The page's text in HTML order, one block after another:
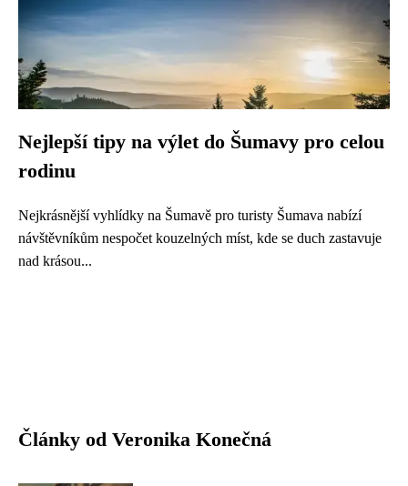
Nejlepší tipy na výlet do Šumavy pro celou
rodinu
Nejkrásnější vyhlídky na Šumavě pro turisty Šumava nabízí
návštěvníkům nespočet kouzelných míst, kde se duch zastavuje
nad krásou...
Články od Veronika Konečná